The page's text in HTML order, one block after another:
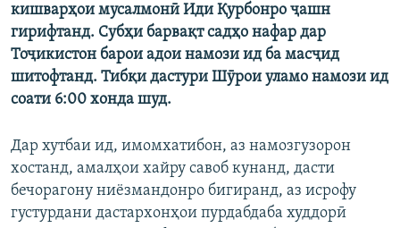
кишварҳои мусалмонӣ Иди Қурбонро ҷашн
гирифтанд. Субҳи барвақт садҳо нафар дар
Тоҷикистон барои адои намози ид ба масҷид
шитофтанд. Тибқи дастури Шӯрои уламо намози ид
соати 6:00 хонда шуд.
Дар хутбаи ид, имомхатибон, аз намозгузорон
хостанд, амалҳои хайру савоб кунанд, дасти
бечорагону ниёзмандонро бигиранд, аз исрофу
густурдани дастархонҳои пурдабдаба худдорӣ